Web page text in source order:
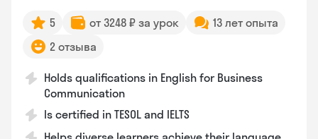
5 от 3248 ₽ за урок
13 лет опыта
2 отзыва
Holds qualifications in English for Business
Communication
Is certified in TESOL and IELTS